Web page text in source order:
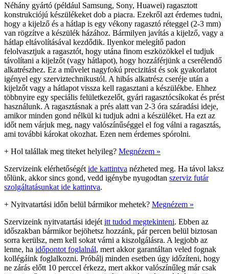
Néhány gyártó (például Samsung, Sony, Huawei) ragasztott
konstrukciójú készülékeket dob a piacra. Ezekről azt érdemes tudni,
hogy a kijelző és a hátlap is egy vékony ragasztó réteggel (2-3 mm)
van rögzítve a készülék házához. Bármilyen javítás a kijelző, vagy a
hátlap eltávolításával kezdődik. Ilyenkor melegítő padon
felolvasztjuk a ragasztót, hogy utána finom eszközökkel el tudjuk
távolítani a kijelzőt (vagy hátlapot), hogy hozzáférjünk a cserélendő
alkatrészhez. Ez a művelet nagyfokú precizitást és sok gyakorlatot
igényel egy szerviztechnikustól. A hibás alkatrész cseréje után a
kijelzőt vagy a hátlapot vissza kell ragasztani a készülékbe. Ehhez
többnyire egy speciális felületkezelőt, gyári ragasztócsíkokat és prést
használunk. A ragasztásnak a prés alatt van 2-3 óra száradási ideje,
amikor minden gond nélkül ki tudjuk adni a készüléket. Ha ezt az
időt nem várjuk meg, nagy valószínűséggel el fog válni a ragasztás,
ami további károkat okozhat. Ezen nem érdemes spórolni.
+ Hol talállak meg titeket helyileg? Megnézem »
Szervizeink elérhetőségét ide kattintva nézheted meg. Ha távol laksz
tőlünk, akkor sincs gond, vedd igénybe nyugodtan szerviz futár
szolgáltatásunkat ide kattintva.
+ Nyitvatartási időn belül bármikor mehetek? Megnézem »
Szervizeink nyitvatartási idejét itt tudod megtekinteni. Ebben az
időszakban bármikor bejöhetsz hozzánk, pár percen belül biztosan
sorra kerülsz, nem kell sokat várni a kiszolgálásra. A legjobb az
lenne, ha időpontot foglalnál, mert akkor garantáltan veled fognak
kollégáink foglalkozni. Próbálj minden esetben úgy időzíteni, hogy
ne zárás előtt 10 perccel érkezz, mert akkor valószínűleg már csak